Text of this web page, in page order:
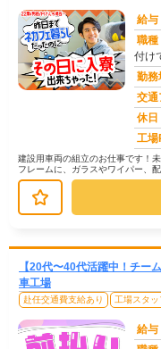
給与
職種
付け
勤務
交通
休日
工場
建設用車両の組立のお仕事です！
フレームに、ガラスやワイパー、
ラインを流れてくるフレームに、
【20代〜40代活躍中！チー
車工場
赴任交通費支給あり 工場スタ
給与